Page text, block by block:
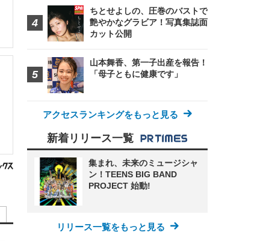
ちとせよしの、圧巻のバストで
艶やかなグラビア！写真集誌面
カット公開
山本舞香、第一子出産を報告！
「母子ともに健康です」
アクセスランキングをもっと見る
新着リリース一覧
集まれ、未来のミュージシャ
ン！TEENS BIG BAND
PROJECT 始動!
リリース一覧をもっと見る